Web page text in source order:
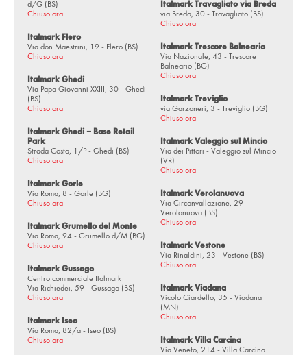
d/G (BS)
Chiuso ora
Italmark Flero
Via don Maestrini, 19 - Flero (BS)
Chiuso ora
Italmark Ghedi
Via Papa Giovanni XXIII, 30 - Ghedi
(BS)
Chiuso ora
Italmark Ghedi – Base Retail
Park
Strada Costa, 1/P - Ghedi (BS)
Chiuso ora
Italmark Gorle
Via Roma, 8 - Gorle (BG)
Chiuso ora
Italmark Grumello del Monte
Via Roma, 94 - Grumello d/M (BG)
Chiuso ora
Italmark Gussago
Centro commerciale Italmark
Via Richiedei, 59 - Gussago (BS)
Chiuso ora
Italmark Iseo
Via Roma, 82/a - Iseo (BS)
Chiuso ora
Italmark Travagliato via Breda
via Breda, 30 - Travagliato (BS)
Chiuso ora
Italmark Trescore Balneario
Via Nazionale, 43 - Trescore
Balneario (BG)
Chiuso ora
Italmark Treviglio
via Garzoneri, 3 - Treviglio (BG)
Chiuso ora
Italmark Valeggio sul Mincio
Via dei Pittori - Valeggio sul Mincio
(VR)
Chiuso ora
Italmark Verolanuova
Via Circonvallazione, 29 -
Verolanuova (BS)
Chiuso ora
Italmark Vestone
Via Rinaldini, 23 - Vestone (BS)
Chiuso ora
Italmark Viadana
Vicolo Ciardello, 35 - Viadana
(MN)
Chiuso ora
Italmark Villa Carcina
Via Veneto, 214 - Villa Carcina